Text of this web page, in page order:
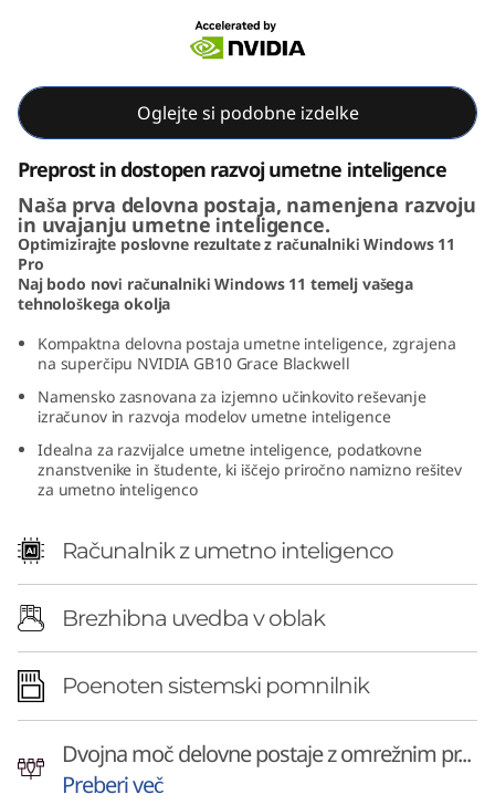
N
V
D
A
p
w
e
e
d
A
Oglejte si podobne izdelke
Preprost in dostopen razvoj umetne inteligence
Naša prva delovna postaja, namenjena razvoju
in uvajanju umetne inteligence.
Optimizirajte poslovne rezultate z računalniki Windows 11
Pro
Naj bodo novi računalniki Windows 11 temelj vašega
tehnološkega okolja
Kompaktna delovna postaja umetne inteligence, zgrajena
na superčipu NVIDIA GB10 Grace Blackwell
Namensko zasnovana za izjemno učinkovito reševanje
izračunov in razvoja modelov umetne inteligence
Idealna za razvijalce umetne inteligence, podatkovne
znanstvenike in študente, ki iščejo priročno namizno rešitev
za umetno inteligenco
Računalnik z umetno inteligenco
Brezhibna uvedba v oblak
Poenoten sistemski pomnilnik
Dvojna moč delovne postaje z omrežnim pr...
Preberi več